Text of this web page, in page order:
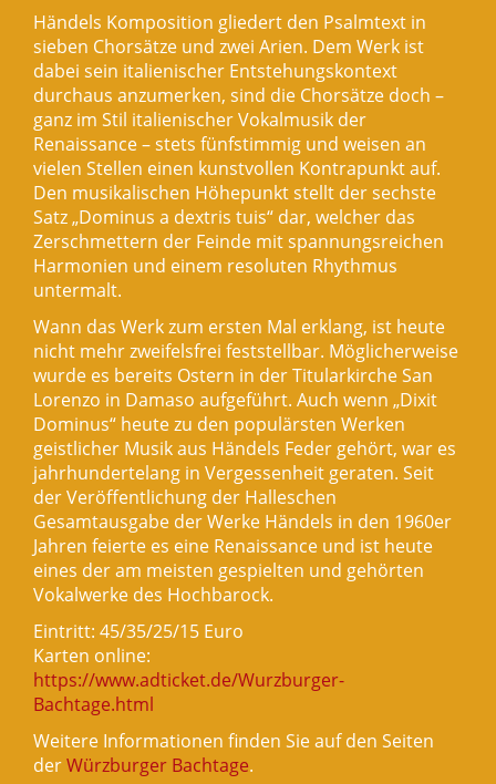
Händels Komposition gliedert den Psalmtext in
sieben Chorsätze und zwei Arien. Dem Werk ist
dabei sein italienischer Entstehungskontext
durchaus anzumerken, sind die Chorsätze doch –
ganz im Stil italienischer Vokalmusik der
Renaissance – stets fünfstimmig und weisen an
vielen Stellen einen kunstvollen Kontrapunkt auf.
Den musikalischen Höhepunkt stellt der sechste
Satz „Dominus a dextris tuis“ dar, welcher das
Zerschmettern der Feinde mit spannungsreichen
Harmonien und einem resoluten Rhythmus
untermalt.
Wann das Werk zum ersten Mal erklang, ist heute
nicht mehr zweifelsfrei feststellbar. Möglicherweise
wurde es bereits Ostern in der Titularkirche San
Lorenzo in Damaso aufgeführt. Auch wenn „Dixit
Dominus“ heute zu den populärsten Werken
geistlicher Musik aus Händels Feder gehört, war es
jahrhundertelang in Vergessenheit geraten. Seit
der Veröffentlichung der Halleschen
Gesamtausgabe der Werke Händels in den 1960er
Jahren feierte es eine Renaissance und ist heute
eines der am meisten gespielten und gehörten
Vokalwerke des Hochbarock.
Eintritt: 45/35/25/15 Euro
Karten online:
https://www.adticket.de/Wurzburger-
Bachtage.html
Weitere Informationen finden Sie auf den Seiten
derWürzburger Bachtage.